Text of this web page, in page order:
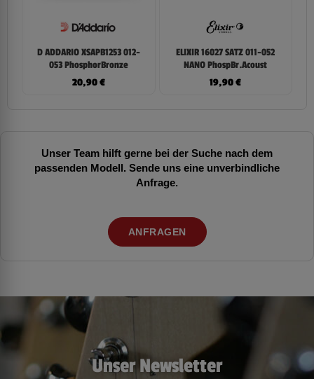
D ADDARIO XSAPB1253 012-
053 PhosphorBronze
20,90€
ELIXIR 16027 SATZ 011-052
NANO PhospBr.Acoust
19,90€
Unser Team hilft gerne bei der Suche nach dem
passenden Modell. Sende uns eine unverbindliche
Anfrage.
ANFRAGEN
Unser Newsletter